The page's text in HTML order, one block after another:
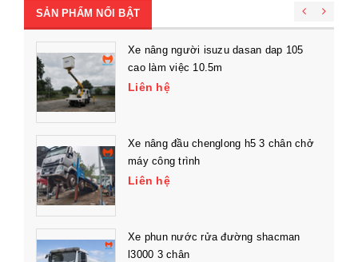
SẢN PHẨM NỔI BẬT
Xe nâng người isuzu dasan dap 105
cao làm việc 10.5m
Liên hệ
Xe nâng đầu chenglong h5 3 chân chở
máy công trình
Liên hệ
Xe phun nước rửa đường shacman
l3000 3 chân